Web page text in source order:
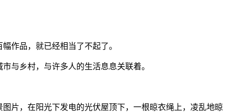
作品，就已经相当了不起了。
与乡村，与许多人的生活息息关联着。
片，在阳光下发电的光伏屋顶下，一根晾衣绳上，凌乱地晾